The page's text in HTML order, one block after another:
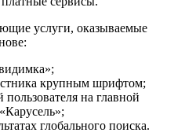
услуги, оказываемые
крупным шрифтом;
на главной
глобального поиска.